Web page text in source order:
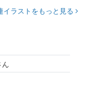
イラストをもっと見る
ん